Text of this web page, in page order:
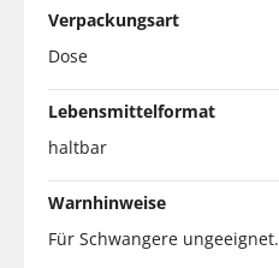
Verpackungsart
Dose
Lebensmittelformat
haltbar
Warnhinweise
Für Schwangere ungeeignet.